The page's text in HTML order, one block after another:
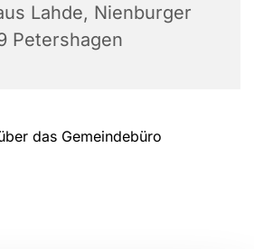
Lahde, Nienburger
Petershagen
das Gemeindebüro